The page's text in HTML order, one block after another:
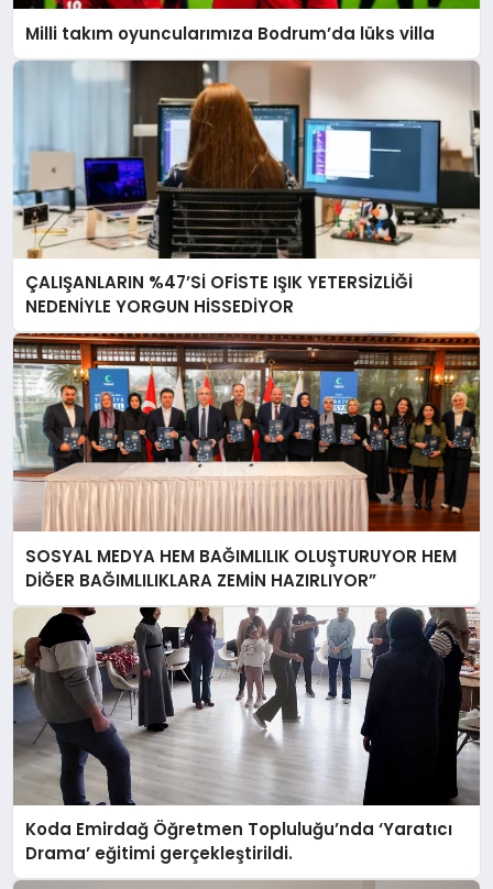
Milli takım oyuncularımıza Bodrum’da lüks villa
ÇALIŞANLARIN %47’Sİ OFİSTE IŞIK YETERSİZLİĞİ
NEDENİYLE YORGUN HİSSEDİYOR
SOSYAL MEDYA HEM BAĞIMLILIK OLUŞTURUYOR HEM
DİĞER BAĞIMLILIKLARA ZEMİN HAZIRLIYOR”
Koda Emirdağ Öğretmen Topluluğu’nda ‘Yaratıcı
Drama’ eğitimi gerçekleştirildi.